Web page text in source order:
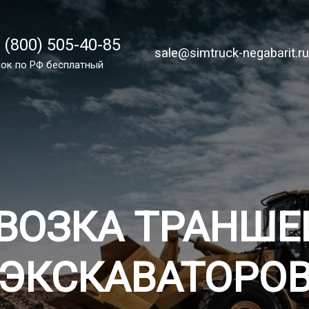
(800) 505-40-85
по России бесплатный
sale@simtruck-negabarit.ru
(800) 505-40-85
по РФ бесплатный
sale@simtruck-negabarit.ru